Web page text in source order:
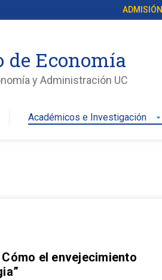
ADMISIÓN
Economía
y Administración UC
Académicos e Investigación arrow_drop_down
el envejecimiento